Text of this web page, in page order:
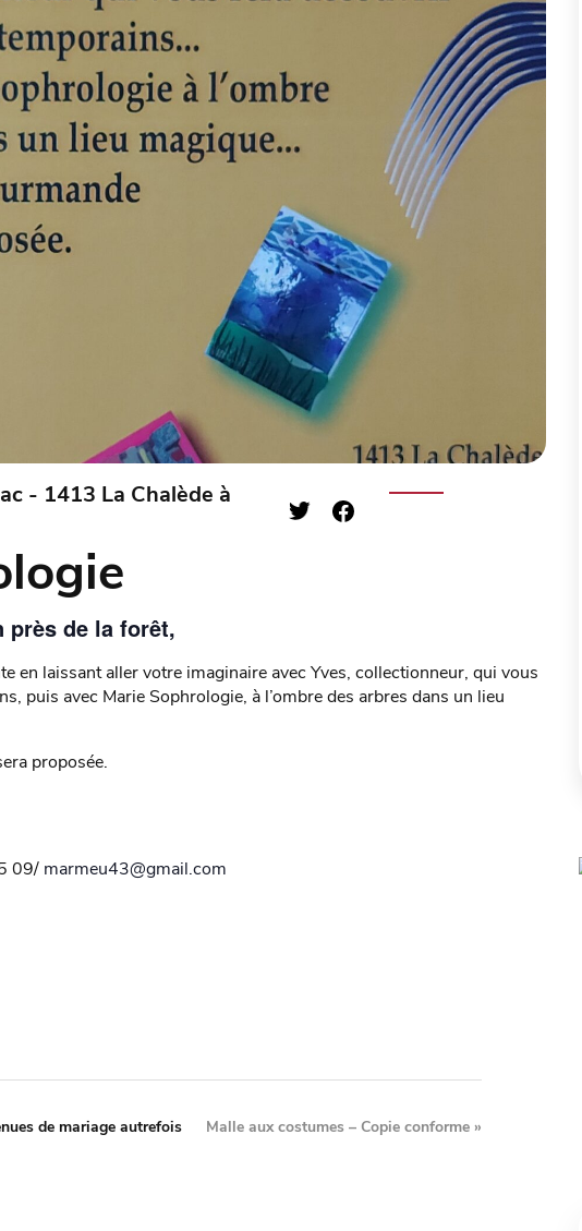
- 1413 La Chalède à
près de la forêt,
en laissant aller votre imaginaire avec Yves, collectionneur, qui vous
puis avec Marie Sophrologie, à l’ombre des arbres dans un lieu
proposée.
09/ marmeu43@gmail.com
de mariage autrefois Malle aux costumes – Copie conforme »